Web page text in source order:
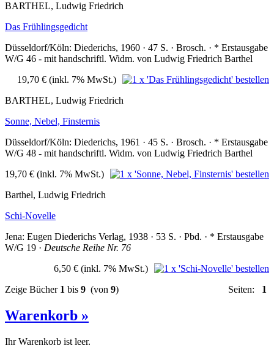
BARTHEL, Ludwig Friedrich
Das Frühlingsgedicht
Düsseldorf/Köln: Diederichs, 1960 · 47 S. · Brosch. · * Erstausgabe
W/G 46 - mit handschriftl. Widm. von Ludwig Friedrich Barthel
19,70 € (inkl. 7% MwSt.)
BARTHEL, Ludwig Friedrich
Sonne, Nebel, Finsternis
Düsseldorf/Köln: Diederichs, 1961 · 45 S. · Brosch. · * Erstausgabe
W/G 48 - mit handschriftl. Widm. von Ludwig Friedrich Barthel
19,70 € (inkl. 7% MwSt.)
Barthel, Ludwig Friedrich
Schi-Novelle
Jena: Eugen Diederichs Verlag, 1938 · 53 S. · Pbd. · * Erstausgabe
W/G 19 · Deutsche Reihe Nr. 76
6,50 € (inkl. 7% MwSt.)
Zeige Bücher 1 bis 9 (von 9) Seiten: 1
Warenkorb »
Ihr Warenkorb ist leer.